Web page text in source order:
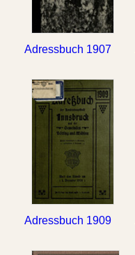
Adressbuch 1907
Adressbuch 1909